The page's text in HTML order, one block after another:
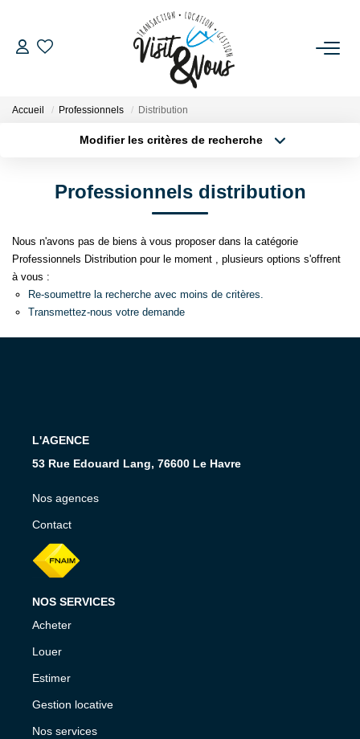
ACHETER
Accueil Professionnels Distribution
Modifier les critères de recherche
Plus de critères Créer une alerte
Professionnels distribution
Nous n'avons pas de biens à vous proposer dans la catégorie
Professionnels Distribution pour le moment , plusieurs options s'offrent
à vous :
Re-soumettre la recherche avec moins de critères.
Transmettez-nous votre demande
L'AGENCE
53 Rue Edouard Lang, 76600 Le Havre
Nos agences
Contact
NOS SERVICES
Acheter
Louer
Estimer
Gestion locative
Nos services